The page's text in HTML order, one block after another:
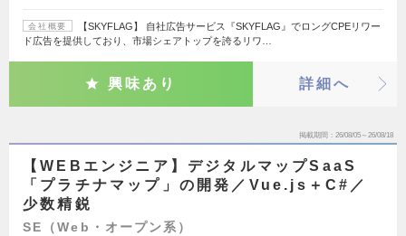
会社概要
【SKYFLAG】 自社広告サービス『SKYFLAG』でロングCPEリワー
ド広告を提供しており、市場シェアトップを誇るリワ…
興味あり 詳細へ
掲載期間 26/08/05～26/08/18
【WEBエンジニア】デジタルマップSaaS
「プラチナマップ」の開発／Vue.js＋C#／
少数精鋭
SE（Web・オープン系）